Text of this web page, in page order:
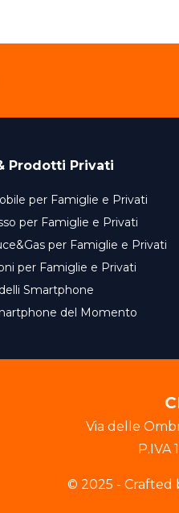
Prodotti Privati
per Famiglie e Privati
per Famiglie e Privati
per Famiglie e Privati
per Famiglie e Privati
Smartphone
del Momento
Via delle
P.IVA
© 2025 - Crafted